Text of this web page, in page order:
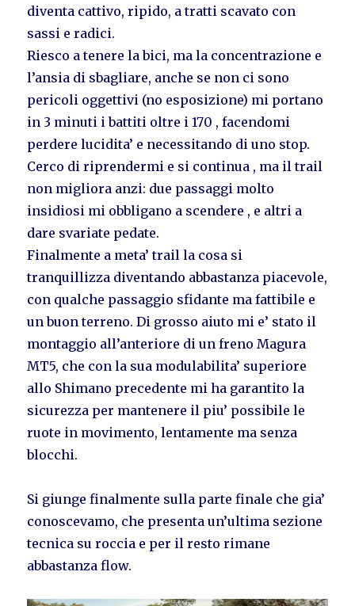
diventa cattivo, ripido, a tratti scavato con
sassi e radici.
Riesco a tenere la bici, ma la concentrazione e
l’ansia di sbagliare, anche se non ci sono
pericoli oggettivi (no esposizione) mi portano
in 3 minuti i battiti oltre i 170 , facendomi
perdere lucidita’ e necessitando di uno stop.
Cerco di riprendermi e si continua , ma il trail
non migliora anzi: due passaggi molto
insidiosi mi obbligano a scendere , e altri a
dare svariate pedate.
Finalmente a meta’ trail la cosa si
tranquillizza diventando abbastanza piacevole,
con qualche passaggio sfidante ma fattibile e
un buon terreno. Di grosso aiuto mi e’ stato il
montaggio all’anteriore di un freno Magura
MT5, che con la sua modulabilita’ superiore
allo Shimano precedente mi ha garantito la
sicurezza per mantenere il piu’ possibile le
ruote in movimento, lentamente ma senza
blocchi.
Si giunge finalmente sulla parte finale che gia’
conoscevamo, che presenta un’ultima sezione
tecnica su roccia e per il resto rimane
abbastanza flow.